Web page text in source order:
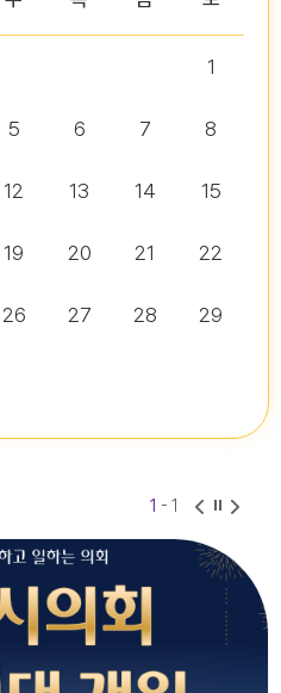
익산시의회 기간제근로자(비서, 행정보조) 채용 공고
1
5 6 7 8
12 13 14 15
19 20 21 22
26 27 28 29
1 - 1